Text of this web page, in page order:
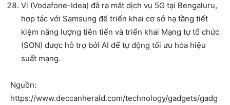
Vi (Vodafone-Idea) đã ra mắt dịch vụ 5G tại Bengaluru,
hợp tác với Samsung để triển khai cơ sở hạ tầng tiết
kiệm năng lượng tiên tiến và triển khai Mạng tự tổ chức
(SON) được hỗ trợ bởi AI để tự động tối ưu hóa hiệu
suất mạng.
Nguồn:
https://www.deccanherald.com/technology/gadgets/gadg